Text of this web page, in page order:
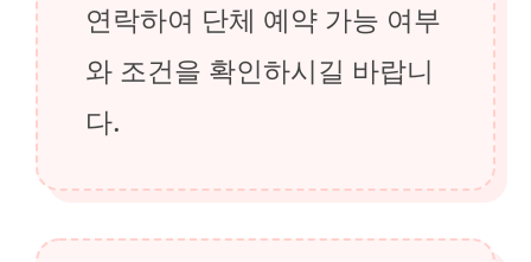
연락하여 단체 예약 가능 여부
와 조건을 확인하시길 바랍니
다.